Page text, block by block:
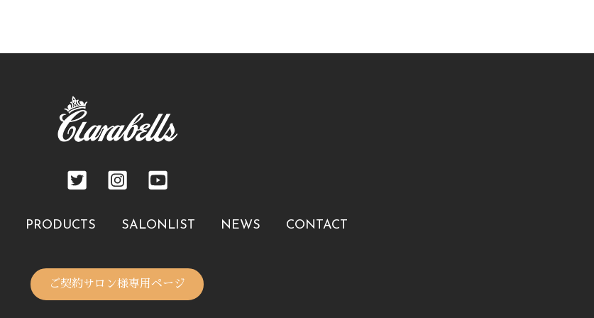
PRODUCTS SALONLIST NEWS CONTACT
ご契約サロン様専用ページ